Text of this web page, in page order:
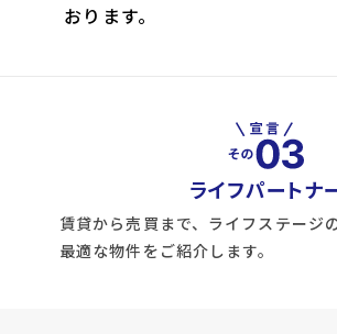
おります。
ライフパートナ
賃貸から売買まで、ライフステージ
最適な物件をご紹介します。